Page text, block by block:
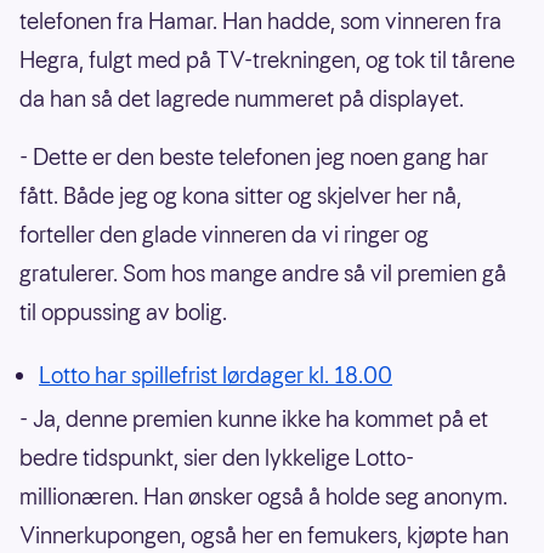
telefonen fra Hamar. Han hadde, som vinneren fra
Hegra, fulgt med på TV-trekningen, og tok til tårene
da han så det lagrede nummeret på displayet.
- Dette er den beste telefonen jeg noen gang har
fått. Både jeg og kona sitter og skjelver her nå,
forteller den glade vinneren da vi ringer og
gratulerer. Som hos mange andre så vil premien gå
til oppussing av bolig.
Lotto har spillefrist lørdager kl. 18.00
- Ja, denne premien kunne ikke ha kommet på et
bedre tidspunkt, sier den lykkelige Lotto-
millionæren. Han ønsker også å holde seg anonym.
Vinnerkupongen, også her en femukers, kjøpte han